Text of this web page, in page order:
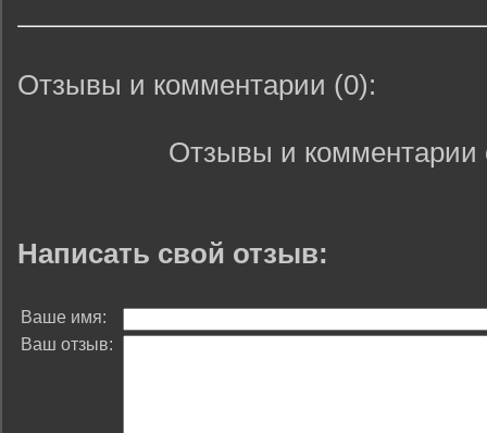
Отзывы и комментарии (0):
Отзывы и комментарии
Написать свой отзыв:
Ваше имя:
Ваш отзыв: